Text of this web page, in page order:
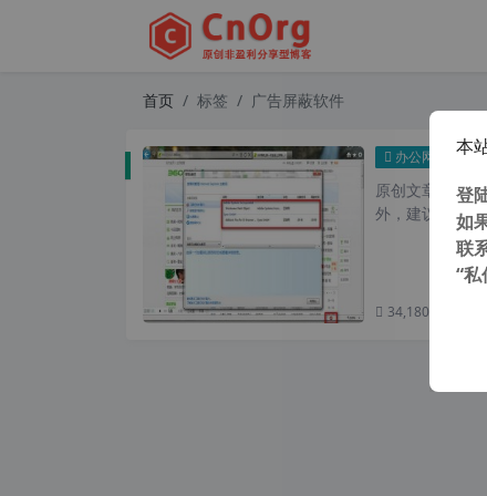
首页 标签 广告屏蔽软件
办公网络
原创文章，转
外，建议避开
34,180 次浏览
本
登
如
联
“